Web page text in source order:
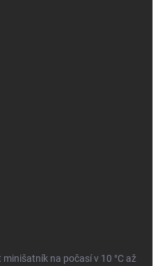
na počasí v 10 °C až